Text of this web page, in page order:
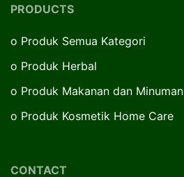
PRODUCTS
o Produk Semua Kategori
o Produk Herbal
o Produk Makanan dan Minuman
o Produk Kosmetik Home Care
CONTACT